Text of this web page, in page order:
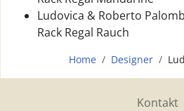
Ludovica & Roberto
Rack Regal Rauch
Home Designer
Kontakt